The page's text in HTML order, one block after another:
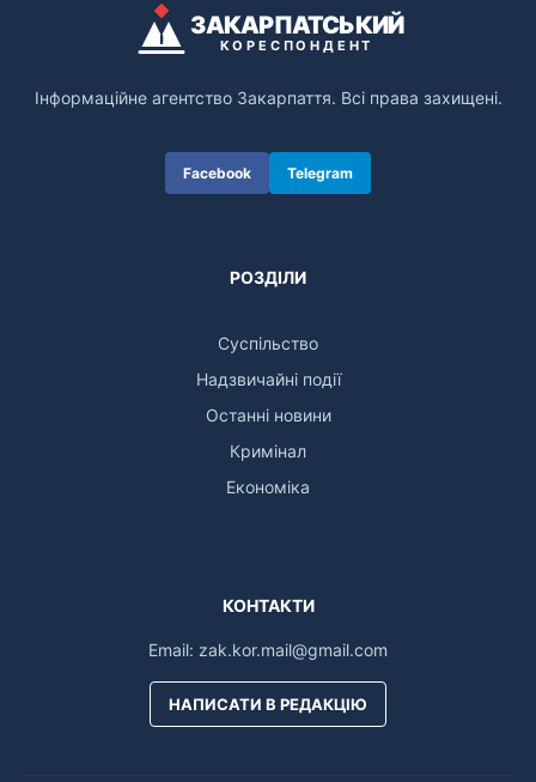
ЗАКАРПАТСЬКИЙ
КОРЕСПОНДЕНТ
Інформаційне агентство Закарпаття. Всі права захищені.
Facebook Telegram
РОЗДІЛИ
Суспільство
Надзвичайні події
Останні новини
Кримінал
Економіка
КОНТАКТИ
Email: zak.kor.mail@gmail.com
НАПИСАТИ В РЕДАКЦІЮ